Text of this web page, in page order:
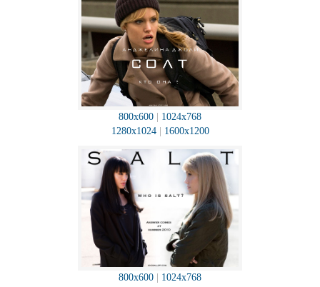
800x600
1024x768
1280x1024| 1600x1200
800x600 1024x768